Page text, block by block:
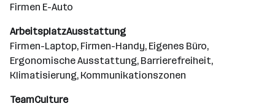
Firmen E-Auto
ArbeitsplatzAusstattung
Firmen-Laptop, Firmen-Handy, Eigenes Büro,
Ergonomische Ausstattung, Barrierefreiheit,
Klimatisierung, Kommunikationszonen
TeamCulture